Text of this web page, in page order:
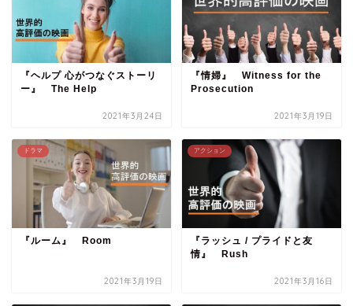
『ヘルプ 心がつなぐストーリ
ー』 The Help
2021年3月24日
『情婦』 Witness for the
Prosecution
2021年3月19日
ドラマ
『ルーム』 Room
2021年3月19日
アクション
『ラッシュ / プライドと友
情』 Rush
2021年3月16日